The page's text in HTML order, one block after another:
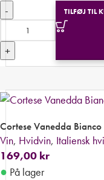
-
+
TILFØJ TIL
Cortese Vanedda
Vin, Hvidvin, Italiensk
169,00 kr
● På lager